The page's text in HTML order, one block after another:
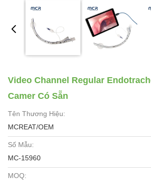
Video Channel Regular
Camer Có Sẵn
Tên Thương Hiệu:
MCREAT/OEM
Số Mẫu:
MC-15960
MOQ: